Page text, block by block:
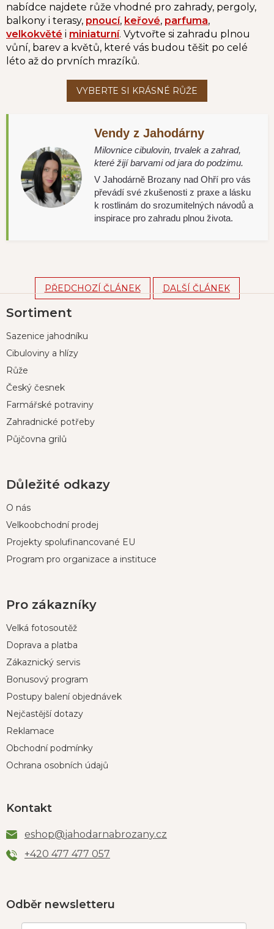
nabídce najdete růže vhodné pro zahrady, pergoly,
balkony i terasy, pnoucí, keřové, parfuma,
velkokvěté i miniaturní. Vytvořte si zahradu plnou
vůní, barev a květů, které vás budou těšit po celé
léto až do prvních mrazíků.
Vendy z Jahodárny
Milovnice cibulovin, trvalek a zahrad,
které žijí barvami od jara do podzimu.
V Jahodárně Brozany nad Ohří pro vás
převádí své zkušenosti z praxe a lásku
k rostlinám do srozumitelných návodů a
inspirace pro zahradu plnou života.
PŘEDCHOZÍ ČLÁNEK DALŠÍ ČLÁNEK
á
a
Sortiment
Sazenice jahodníku
Cibuloviny a hlízy
Růže
Český česnek
Farmářské potraviny
Zahradnické potřeby
Půjčovna grilů
Důležité odkazy
O nás
Velkoobchodní prodej
Projekty spolufinancované EU
Program pro organizace a instituce
Pro zákazníky
Velká fotosoutěž
Doprava a platba
Zákaznický servis
Bonusový program
Postupy balení objednávek
Nejčastější dotazy
Reklamace
Obchodní podmínky
Ochrana osobních údajů
Kontakt
eshop@jahodarnabrozany.cz
+420 477 477 057
Odběr newsletteru